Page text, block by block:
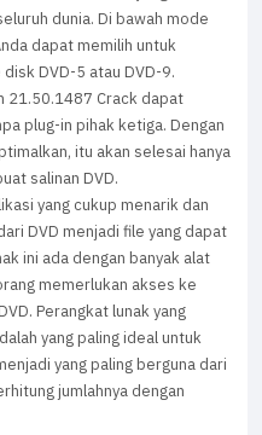
dunia. Di bawah mode
dapat memilih untuk
DVD-5 atau DVD-9.
21.50.1487 Crack dapat
plug-in pihak ketiga. Dengan
itu akan selesai hanya
salinan DVD.
yang cukup menarik dan
DVD menjadi file yang dapat
ini ada dengan banyak alat
memerlukan akses ke
Perangkat lunak yang
yang paling ideal untuk
yang paling berguna dari
jumlahnya dengan